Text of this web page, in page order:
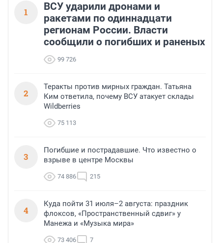
1
ВСУ ударили дронами и
ракетами по одиннадцати
регионам России. Власти
сообщили о погибших и раненых
99 726
2
Теракты против мирных граждан. Татьяна
Ким ответила, почему ВСУ атакует склады
Wildberries
75 113
3
Погибшие и пострадавшие. Что известно о
взрыве в центре Москвы
74 886 215
4
Куда пойти 31 июля–2 августа: праздник
флоксов, «Пространственный сдвиг» у
Манежа и «Музыка мира»
73 406 7